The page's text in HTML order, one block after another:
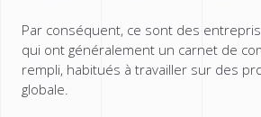
Par conséquent, ce sont des
qui ont généralement un carnet de
rempli, habitués à travailler sur des
globale.